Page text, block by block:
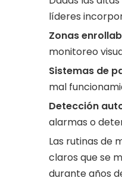
líderes
Zonas
monitoreo
Sistemas de
mal
Detección
alarmas o
Las rutinas de
claros que se
durante años